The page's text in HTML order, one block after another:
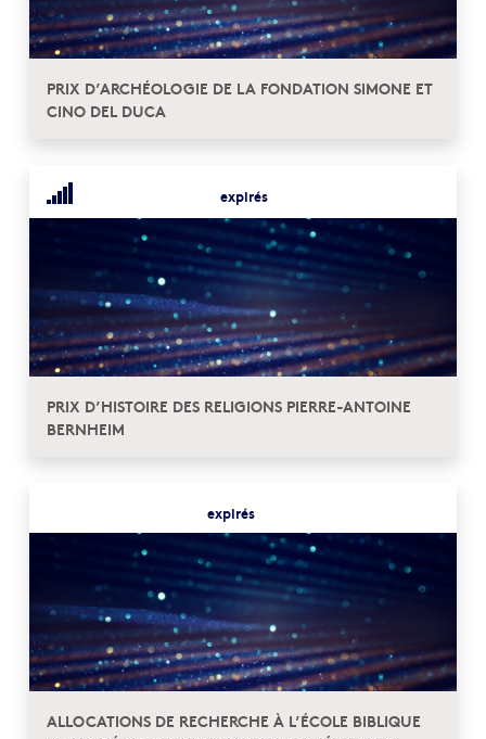
PRIX D’ARCHÉOLOGIE DE LA FONDATION SIMONE ET
CINO DEL DUCA
expirés
PRIX D’HISTOIRE DES RELIGIONS PIERRE-ANTOINE
BERNHEIM
expirés
ALLOCATIONS DE RECHERCHE À L’ÉCOLE BIBLIQUE